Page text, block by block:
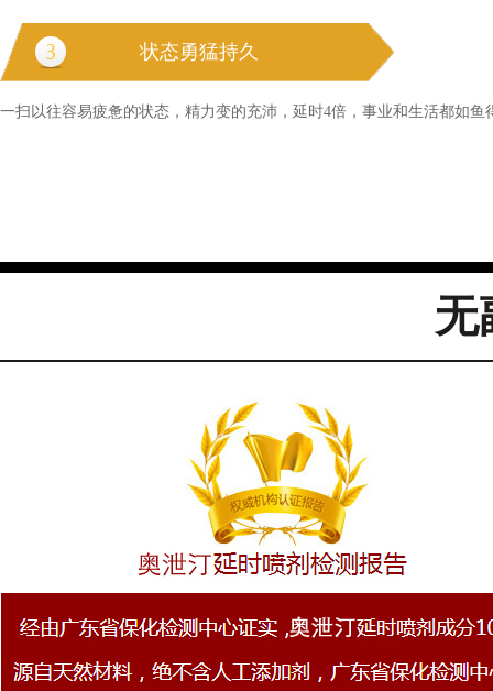
状态勇猛持久
一扫以往容易疲惫的状态，精力变的充沛，延时4倍，事业和生活都如鱼
无